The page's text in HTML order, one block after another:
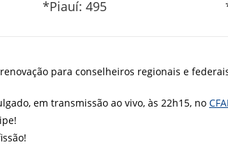
*Piauí: 495
para conselheiros regionais e
em transmissão ao vivo, às 22h15, no